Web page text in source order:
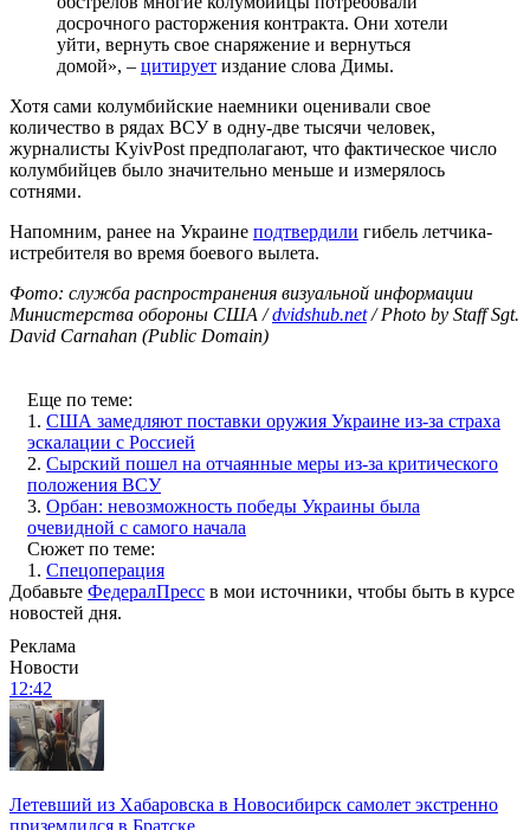
досрочного расторжения контракта. Они хотели
уйти, вернуть свое снаряжение и вернуться
домой», – цитирует издание слова Димы.
Хотя сами колумбийские наемники оценивали свое
количество в рядах ВСУ в одну-две тысячи человек,
журналисты KyivPost предполагают, что фактическое число
колумбийцев было значительно меньше и измерялось
сотнями.
Напомним, ранее на Украине подтвердили гибель летчика-
истребителя во время боевого вылета.
Фото: служба распространения визуальной информации
Министерства обороны США /dvidshub.net/ Photo by Staff Sgt.
David Carnahan (Public Domain)
Еще по теме:
1. США замедляют поставки оружия Украине из-за страха
эскалации с Россией
2. Сырский пошел на отчаянные меры из-за критического
положения ВСУ
3. Орбан: невозможность победы Украины была
очевидной с самого начала
Сюжет по теме:
1. Спецоперация
Добавьте ФедералПресс в мои источники, чтобы быть в курсе
новостей дня.
Реклама
Новости
12:42
Летевший из Хабаровска в Новосибирск самолет экстренно
приземлился в Братске